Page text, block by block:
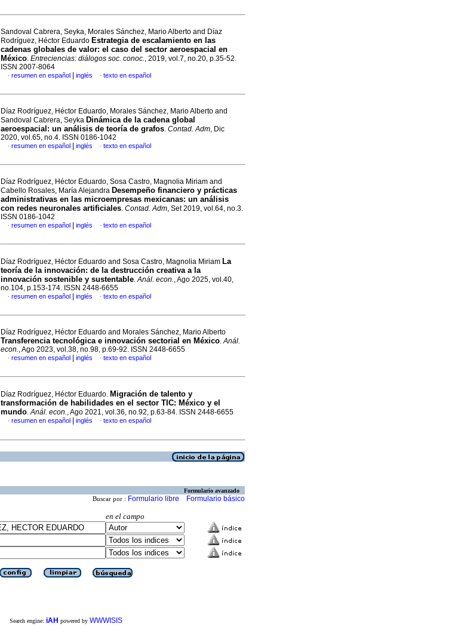
Sandoval Cabrera, Seyka, Morales Sánchez, Mario Alberto and Díaz
Rodríguez, Héctor Eduardo Estrategia de escalamiento en las
cadenas globales de valor: el caso del sector aeroespacial en
México. Entreciencias: diálogos soc. conoc., 2019, vol.7, no.20, p.35-52.
ISSN 2007-8064
· resumen en español inglés · texto en español
Díaz Rodríguez, Héctor Eduardo, Morales Sánchez, Mario Alberto and
Sandoval Cabrera, Seyka Dinámica de la cadena global
aeroespacial: un análisis de teoría de grafos. Contad. Adm, Dic
2020, vol.65, no.4. ISSN 0186-1042
· resumen en español inglés · texto en español
Díaz Rodríguez, Héctor Eduardo, Sosa Castro, Magnolia Miriam and
Cabello Rosales, María Alejandra Desempeño financiero y prácticas
administrativas en las microempresas mexicanas: un análisis
con redes neuronales artificiales. Contad. Adm, Set 2019, vol.64, no.3.
ISSN 0186-1042
· resumen en español inglés · texto en español
Díaz Rodríguez, Héctor Eduardo and Sosa Castro, Magnolia Miriam La
teoría de la innovación: de la destrucción creativa a la
innovación sostenible y sustentable.Anál. econ., Ago 2025, vol.40,
no.104, p.153-174. ISSN 2448-6655
· resumen en español inglés · texto en español
Díaz Rodríguez, Héctor Eduardo and Morales Sánchez, Mario Alberto
Transferencia tecnológica e innovación sectorial en México.Anál.
econ., Ago 2023, vol.38, no.98, p.69-92. ISSN 2448-6655
· resumen en español inglés · texto en español
Díaz Rodríguez, Héctor Eduardo. Migración de talento y
transformación de habilidades en el sector TIC: México y el
mundo.Anál. econ., Ago 2021, vol.36, no.92, p.63-84. ISSN 2448-6655
· resumen en español inglés · texto en español
Formulario avanzado
Buscar por : Formulario libre Formulario básico
en el campo
Search engine: iAH powered by WWWISIS